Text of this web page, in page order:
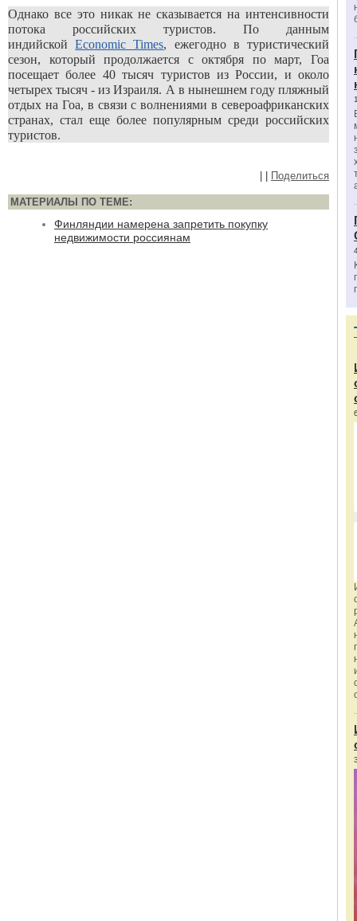
Однако все это никак не сказывается на интенсивности
потока российских туристов. По данным
индийскойEconomic Times, ежегодно в туристический
сезон, который продолжается с октября по март, Гоа
посещает более 40 тысяч туристов из России, и около
четырех тысяч - из Израиля. А в нынешнем году пляжный
отдых на Гоа, в связи с волнениями в североафриканских
странах, стал еще более популярным среди российских
туристов.
Поделиться
МАТЕРИАЛЫ ПО ТЕМЕ:
Финляндии намерена запретить покупку
недвижимости россиянам